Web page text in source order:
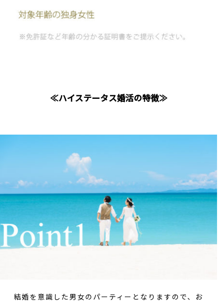
≪ハイステータス婚活の特徴≫
結婚を意識した男女のパーティーとなりますので、お